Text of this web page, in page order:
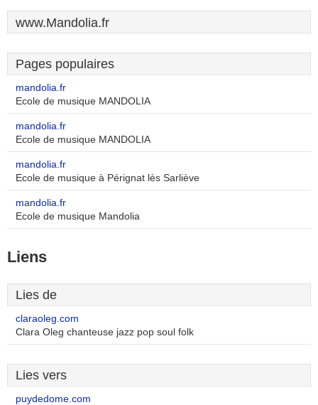
www.Mandolia.fr
Pages populaires
mandolia.fr
Ecole de musique MANDOLIA
mandolia.fr
Ecole de musique MANDOLIA
mandolia.fr
Ecole de musique à Pérignat lès Sarliève
mandolia.fr
Ecole de musique Mandolia
Liens
Lies de
claraoleg.com
Clara Oleg chanteuse jazz pop soul folk
Lies vers
puydedome.com